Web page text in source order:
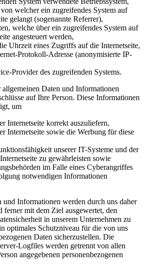
welcher ein zugreifendes System auf
gelangt (sogenannte Referrer),
welche über ein zugreifendes System auf
angesteuert werden,
Uhrzeit eines Zugriffs auf die Internetseite,
Protokoll-Adresse (anonymisierte IP-
Provider des zugreifenden Systems.
Daten und Informationen
auf Ihre Person. Diese Informationen
um
Internetseite korrekt auszuliefern,
Internetseite sowie die Werbung für diese
unserer IT-Systeme und der
zu gewährleisten sowie
im Falle eines Cyberangriffes
notwendigen Informationen
und Informationen werden durch uns daher
ferner mit dem Ziel ausgewertet, den
in unserem Unternehmen zu
optimales Schutzniveau für die von uns
Daten sicherzustellen. Die
Logfiles werden getrennt von allen
angegebenen personenbezogenen